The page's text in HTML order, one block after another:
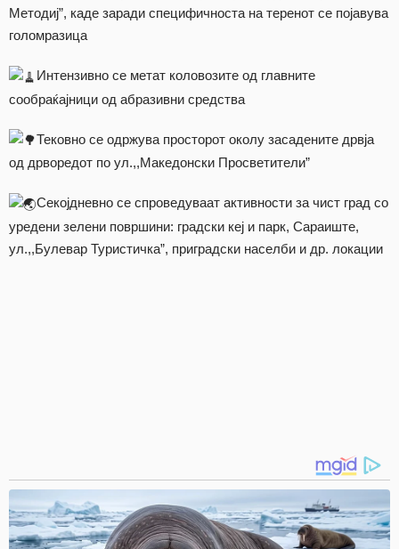
Методиј”, каде заради специфичноста на теренот се појавува
голомразица
Интензивно се метат коловозите од главните
сообраќајници од абразивни средства
Тековно се одржува просторот околу засадените дрвја
од дрворедот по ул.,,Македонски Просветители”
Секојдневно се спроведуваат активности за чист град со
уредени зелени површини: градски кеј и парк, Сараиште,
ул.,,Булевар Туристичка”, приградски населби и др. локации